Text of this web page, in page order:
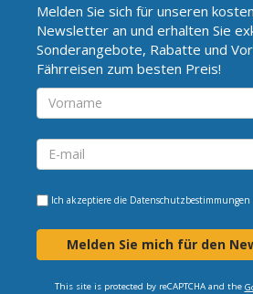
Melden Sie sich für unseren
Newsletter an und erhalten Sie
Sonderangebote, Rabatte und
Fährreisen zum besten Preis!
Ich akzeptiere die Datenschutzbestimmungen
Melden Sie mich für den
This site is protected by reCAPTCHA and the